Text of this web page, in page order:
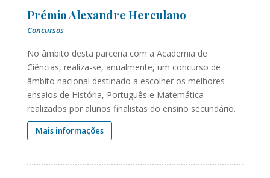
Prémio Alexandre Herculano
Concursos
No âmbito desta parceria com a Academia de
Ciências, realiza-se, anualmente, um concurso de
âmbito nacional destinado a escolher os melhores
ensaios de História, Português e Matemática
realizados por alunos finalistas do ensino secundário.
Mais informações